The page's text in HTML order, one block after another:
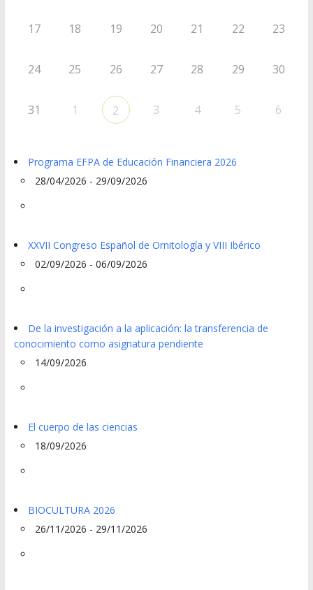
17 18 19 20 21 22 23
24 25 26 27 28 29 30
31 1 2 3 4 5 6
Programa EFPA de Educación Financiera 2026
28/04/2026 - 29/09/2026
XXVII Congreso Español de Ornitología y VIII Ibérico
02/09/2026 - 06/09/2026
De la investigación a la aplicación: la transferencia de
conocimiento como asignatura pendiente
14/09/2026
El cuerpo de las ciencias
18/09/2026
BIOCULTURA 2026
26/11/2026 - 29/11/2026